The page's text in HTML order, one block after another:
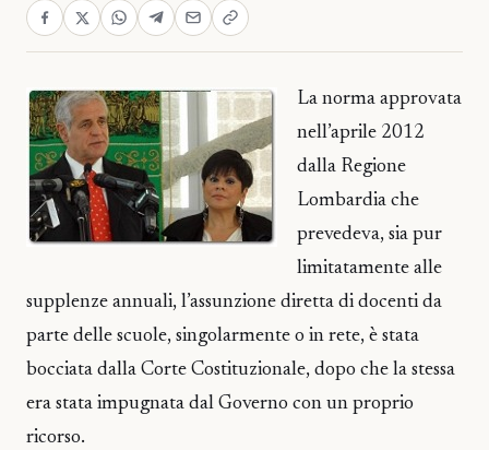
La norma approvata
nell’aprile 2012
dalla Regione
Lombardia che
prevedeva, sia pur
limitatamente alle
supplenze annuali, l’assunzione diretta di docenti da
parte delle scuole, singolarmente o in rete, è stata
bocciata dalla Corte Costituzionale, dopo che la stessa
era stata impugnata dal Governo con un proprio
ricorso.